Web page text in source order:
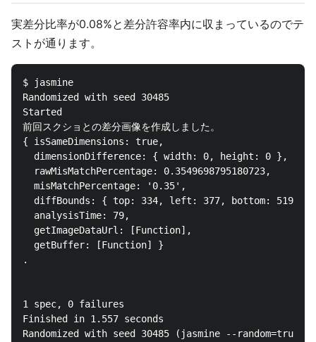
実差分比率が0.08%と差分許容率内に収まっているのでテ
ストが通ります。
$ jasmine
Randomized with seed 30485
Started
前回スクショとの差分画像を作成しました。
{ isSameDimensions: true,
  dimensionDifference: { width: 0, height: 0 },
  rawMisMatchPercentage: 0.3549698795180723,
  misMatchPercentage: '0.35',
diffBounds: { top: 334, left: 377, bottom: 519,
  analysisTime: 79,
  getImageDataUrl: [Function],
  getBuffer: [Function] }
.
1 spec, 0 failures
Finished in 1.557 seconds